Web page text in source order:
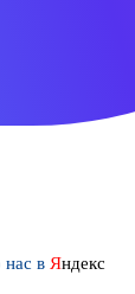
нас вЯндекс